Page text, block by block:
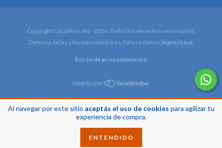
Al navegar por este sitio aceptás el uso de cookies para agilizar tu
experiencia de compra.
ENTENDIDO
Copyright Casa Marcelo - 2026. Todos los derechos reservados.
Defensa de las y los consumidores. Para reclamos ingresá acá.
Botón de arrepentimiento